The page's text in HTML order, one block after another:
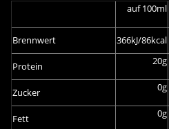
auf 100ml
Brennwert 366kJ/86kcal
Protein 20g
Zucker 0g
Fett 0g